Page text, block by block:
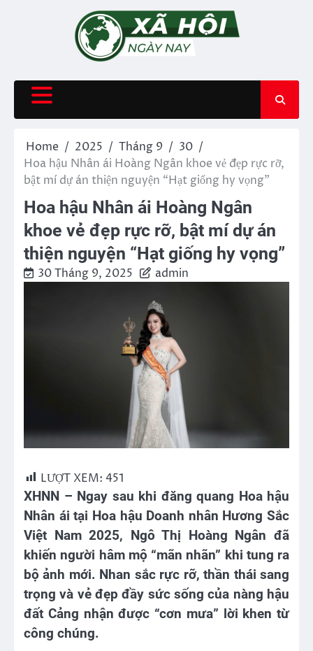
Home 2025 Tháng 9
30
Hoa hậu Nhân ái Hoàng Ngân khoe vẻ đẹp rực rỡ,
bật mí dự án thiện nguyện “Hạt giống hy vọng”
Hoa hậu Nhân ái Hoàng Ngân
khoe vẻ đẹp rực rỡ, bật mí dự án
thiện nguyện “Hạt giống hy vọng”
30 Tháng 9, 2025 admin
LƯỢT XEM: 451
XHNN – Ngay sau khi đăng quang Hoa hậu
Nhân ái tại Hoa hậu Doanh nhân Hương Sắc
Việt Nam 2025, Ngô Thị Hoàng Ngân đã
khiến người hâm mộ “mãn nhãn” khi tung ra
bộ ảnh mới. Nhan sắc rực rỡ, thần thái sang
trọng và vẻ đẹp đầy sức sống của nàng hậu
đất Cảng nhận được “cơn mưa” lời khen từ
công chúng.